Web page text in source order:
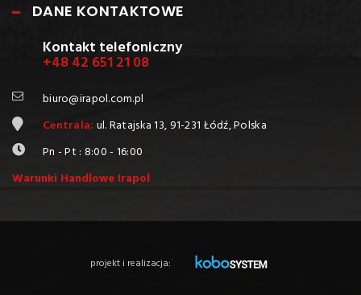
DANE KONTAKTOWE
Kontakt telefoniczny
+48 42 651 21 08
biuro@irapol.com.pl
Centrala: ul. Ratajska 13, 91-231 Łódź, Polska
Pn - Pt : 8:00 - 16:00
Warunki Handlowe Irapol
projekt i realizacja: